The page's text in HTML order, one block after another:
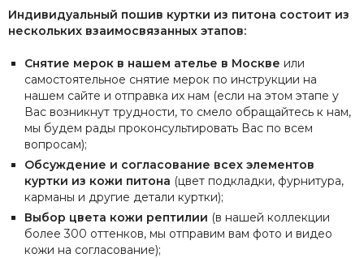
Индивидуальный пошив куртки из питона состоит из
нескольких взаимосвязанных этапов:
Снятие мерок в нашем ателье в Москве или
самостоятельное снятие мерок по инструкции на
нашем сайте и отправка их нам (если на этом этапе у
Вас возникнут трудности, то смело обращайтесь к нам,
мы будем рады проконсультировать Вас по всем
вопросам);
Обсуждение и согласование всех элементов
куртки из кожи питона (цвет подкладки, фурнитура,
карманы и другие детали куртки);
Выбор цвета кожи рептилии (в нашей коллекции
более 300 оттенков, мы отправим вам фото и видео
кожи на согласование);